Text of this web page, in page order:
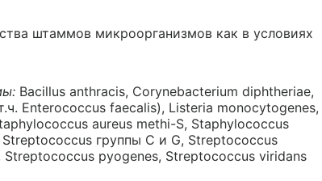
штаммов микроорганизмов как в условиях
Bacillus anthracis, Corynebacterium diphtheriae,
Enterococcus faecalis), Listeria monocytogenes,
aureus methi-S, Staphylococcus
группы С и G, Streptococcus
pyogenes, Streptococcus viridans